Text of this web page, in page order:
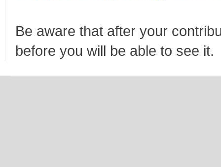
Be aware that after your
before you will be able to see it.